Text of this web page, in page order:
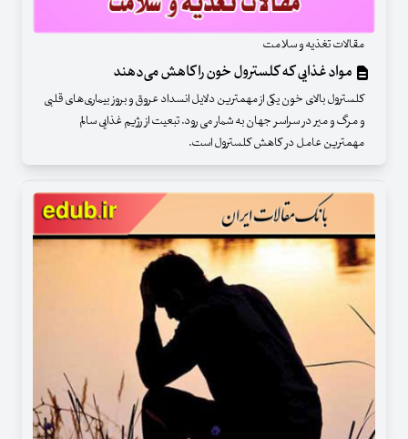
مقالات تغذیه و سلامت
مواد غذایی که کلسترول خون را کاهش می‌دهند
کلسترول بالای خون یکی از مهمترین دلایل انسداد عروق و بروز بیماری‌های قلبی
و مرگ و میر در سراسر جهان به شمار می رود. تبعیت از رژیم غذایی سالم
مهمترین عامل در کاهش کلسترول است.